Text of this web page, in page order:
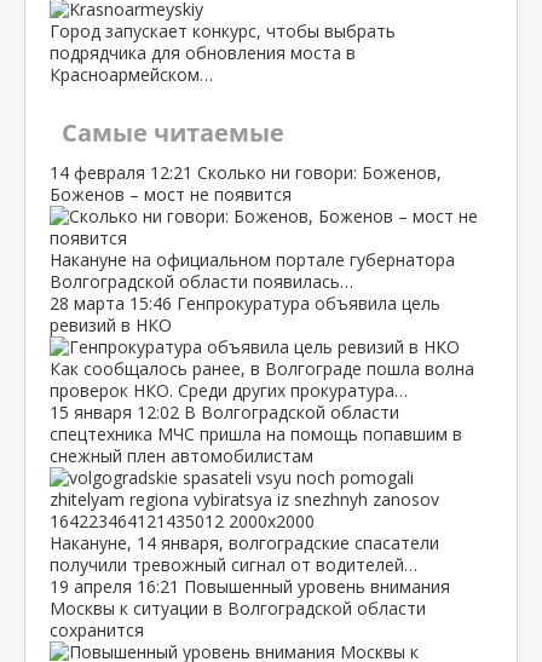
Город запускает конкурс, чтобы выбрать
подрядчика для обновления моста в
Красноармейском…
Самые читаемые
14 февраля 12:21 Сколько ни говори: Боженов,
Боженов – мост не появится
Накануне на официальном портале губернатора
Волгоградской области появилась…
28 марта 15:46 Генпрокуратура объявила цель
ревизий в НКО
Как сообщалось ранее, в Волгограде пошла волна
проверок НКО. Среди других прокуратура…
15 января 12:02 В Волгоградской области
спецтехника МЧС пришла на помощь попавшим в
снежный плен автомобилистам
Накануне, 14 января, волгоградские спасатели
получили тревожный сигнал от водителей…
19 апреля 16:21 Повышенный уровень внимания
Москвы к ситуации в Волгоградской области
сохранится